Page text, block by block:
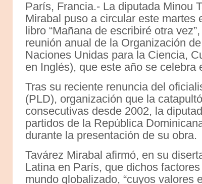
París, Francia.- La diputada Minou
Mirabal puso a circular este martes
libro “Mañana de escribiré otra
reunión anual de la Organización
Naciones Unidas para la Ciencia,
en Inglés), que este año se celebra
Tras su reciente renuncia del
(PLD), organización que la
consecutivas desde 2002, la
partidos de la República
durante la presentación de su obra.
Tavárez Mirabal afirmó, en su
Latina en París, que dichos
mundo globalizado, “cuyos valores